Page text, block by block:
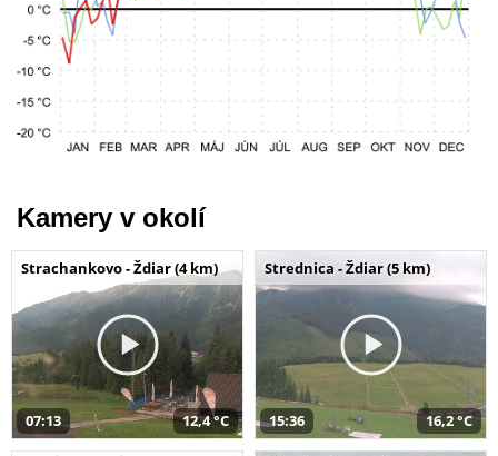
Kamery v okolí
Strachankovo - Ždiar (4 km)
07:13 12,4 °C
Strednica - Ždiar (5 km)
15:36 16,2 °C